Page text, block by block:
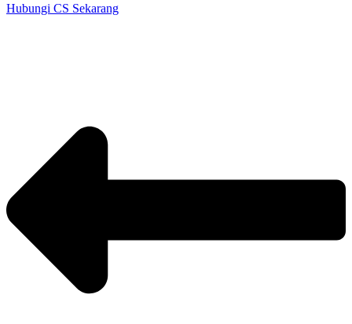
Hubungi CS Sekarang